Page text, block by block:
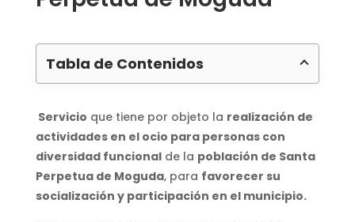
Tabla de Contenidos
Servicio que tiene por objeto la realización de
actividades en el ocio para personas con
diversidad funcionalde la población de Santa
Perpetua de Moguda, para favorecer su
socialización y participación en el municipio.